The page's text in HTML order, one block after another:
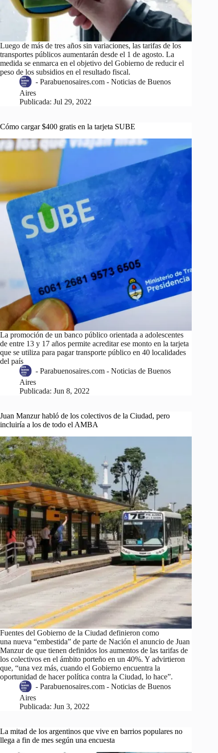
Luego de más de tres años sin variaciones, las tarifas de los
transportes públicos aumentarán desde el 1 de agosto. La
medida se enmarca en el objetivo del Gobierno de reducir el
peso de los subsidios en el resultado fiscal.
- Parabuenosaires.com - Noticias de Buenos
Aires
Publicada: Jul 29, 2022
Cómo cargar $400 gratis en la tarjeta SUBE
La promoción de un banco público orientada a adolescentes
de entre 13 y 17 años permite acreditar ese monto en la tarjeta
que se utiliza para pagar transporte público en 40 localidades
del país
- Parabuenosaires.com - Noticias de Buenos
Aires
Publicada: Jun 8, 2022
Juan Manzur habló de los colectivos de la Ciudad, pero
incluiría a los de todo el AMBA
Fuentes del Gobierno de la Ciudad definieron como
una nueva “embestida” de parte de Nación el anuncio de Juan
Manzur de que tienen definidos los aumentos de las tarifas de
los colectivos en el ámbito porteño en un 40%. Y advirtieron
que, “una vez más, cuando el Gobierno encuentra la
oportunidad de hacer política contra la Ciudad, lo hace”.
- Parabuenosaires.com - Noticias de Buenos
Aires
Publicada: Jun 3, 2022
La mitad de los argentinos que vive en barrios populares no
llega a fin de mes según una encuesta